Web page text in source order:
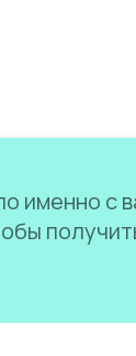
именно с